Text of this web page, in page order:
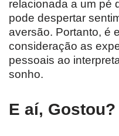
relacionada a um pé
pode despertar
aversão. Portanto, é
consideração as
pessoais ao
sonho.
E aí, Gostou?